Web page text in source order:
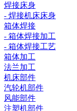
焊接床身
- 焊接机床床身
箱体焊接
- 箱体焊接加工
- 箱体焊接工艺
箱体加工
法兰加工
机床部件
汽轮机部件
风能部件
注塑机部件